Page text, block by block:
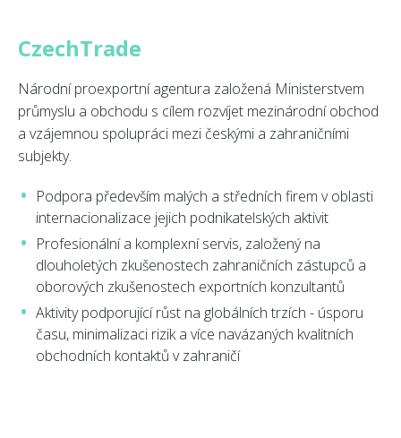
CzechTrade
Národní proexportní agentura založená Ministerstvem
průmyslu a obchodu s cílem rozvíjet mezinárodní obchod
a vzájemnou spolupráci mezi českými a zahraničními
subjekty.
Podpora především malých a středních firem v oblasti
internacionalizace jejich podnikatelských aktivit
Profesionální a komplexní servis, založený na
dlouholetých zkušenostech zahraničních zástupců a
oborových zkušenostech exportních konzultantů
Aktivity podporující růst na globálních trzích - úsporu
času, minimalizaci rizik a více navázaných kvalitních
obchodních kontaktů v zahraničí